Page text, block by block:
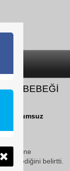
BEBEĞİ
olumsuz
anne
etkilediğini belirtti.